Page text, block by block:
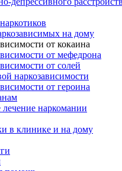
на дому
от кокаина
от мефедрона
от солей
наркозависимости
от героина
наркомании
в клинике и на дому